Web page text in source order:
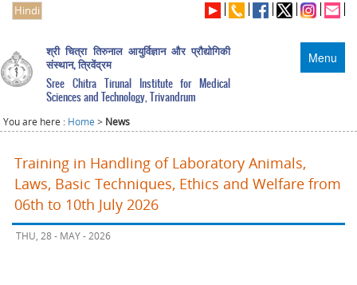
Hindi
Menu
श्री चित्रा तिरुनाल आयुर्विज्ञान और प्रौद्योगिकी
संस्थान, त्रिवेंद्रम
Sree Chitra Tirunal Institute for Medical
Sciences and Technology, Trivandrum
You are here : Home > News
Training in Handling of Laboratory Animals,
Laws, Basic Techniques, Ethics and Welfare from
06th to 10th July 2026
THU, 28 - MAY - 2026